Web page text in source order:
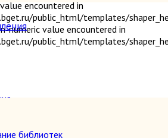
и рыбалка
геополитика, дипломатия
производство
и юмор
библиотек
encountered in
public_html/templates/
numeric value encountered in
public_html/templates/